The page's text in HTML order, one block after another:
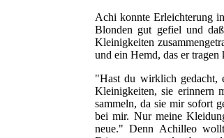
Achi konnte Erleichterung
Blonden gut gefiel und
Kleinigkeiten
und ein Hemd, das er
"Hast du wirklich gedacht,
Kleinigkeiten, sie erinnern
sammeln, da sie mir sofort
bei mir. Nur meine
neue." Denn Achilleo